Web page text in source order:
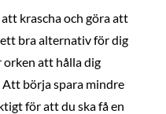
krascha och göra att
bra alternativ för dig
orken att hålla dig
börja spara mindre
för att du ska få en